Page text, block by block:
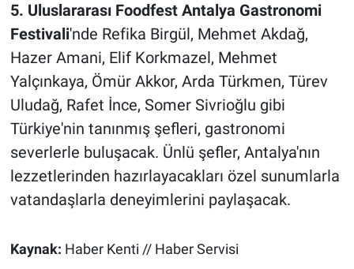
5. Uluslararası Foodfest Antalya Gastronomi
Festivali'nde Refika Birgül, Mehmet Akdağ,
Hazer Amani, Elif Korkmazel, Mehmet
Yalçınkaya, Ömür Akkor, Arda Türkmen, Türev
Uludağ, Rafet İnce, Somer Sivrioğlu gibi
Türkiye'nin tanınmış şefleri, gastronomi
severlerle buluşacak. Ünlü şefler, Antalya'nın
lezzetlerinden hazırlayacakları özel sunumlarla
vatandaşlarla deneyimlerini paylaşacak.
Kaynak: Haber Kenti // Haber Servisi